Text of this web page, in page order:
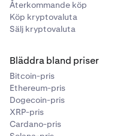
Återkommande köp
Köp kryptovaluta
Sälj kryptovaluta
Bläddra bland priser
Bitcoin-pris
Ethereum-pris
Dogecoin-pris
XRP-pris
Cardano-pris